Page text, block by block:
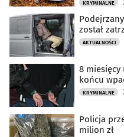
KRYMINALNE
został
AKTUALNOŚCI
8 miesięcy
końcu
KRYMINALNE
Policja
milion zł